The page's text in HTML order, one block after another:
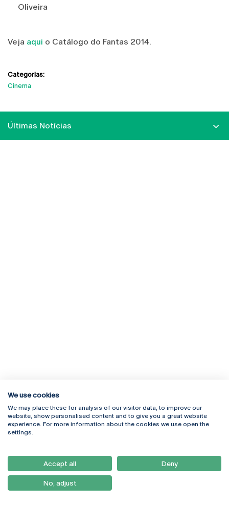
Oliveira
Veja aqui o Catálogo do Fantas 2014.
Categorias:
Cinema
Últimas Notícias
Rua Diogo Botelho 1327
4169-005 Porto
+351 226 196 240
Campus Online
Webmail
Como Chegar
Newsletter
We use cookies
We may place these for analysis of our visitor data, to improve our
website, show personalised content and to give you a great website
experience. For more information about the cookies we use open the
settings.
Accept all Deny
No, adjust